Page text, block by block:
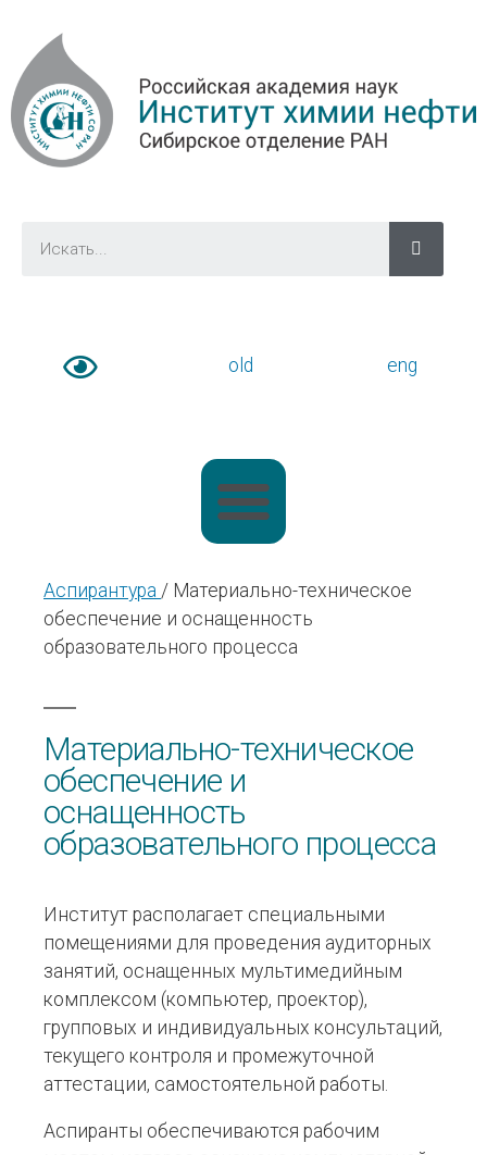
old eng
Аспирантура / Материально-техническое
обеспечение и оснащенность
образовательного процесса
Материально-техническое
обеспечение и
оснащенность
образовательного процесса
Институт располагает специальными
помещениями для проведения аудиторных
занятий, оснащенных мультимедийным
комплексом (компьютер, проектор),
групповых и индивидуальных консультаций,
текущего контроля и промежуточной
аттестации, самостоятельной работы.
Аспиранты обеспечиваются рабочим